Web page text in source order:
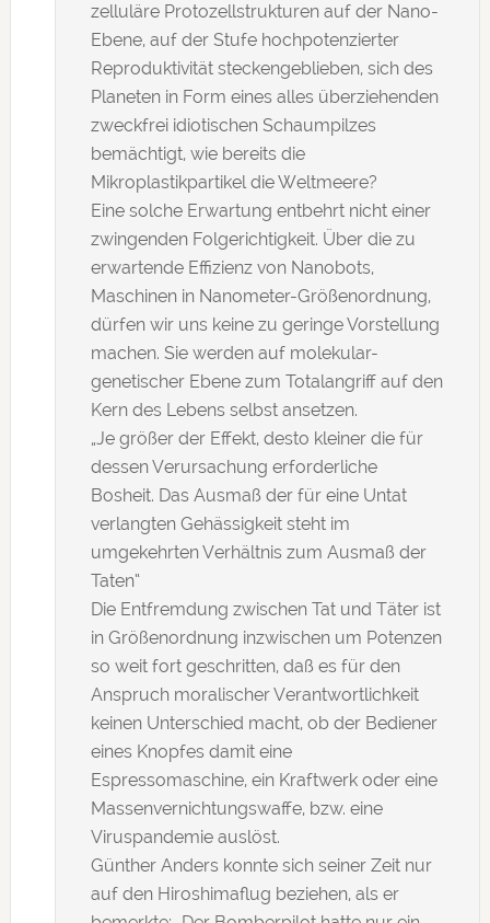
zelluläre Protozellstrukturen auf der Nano-
Ebene, auf der Stufe hochpotenzierter
Reproduktivität steckengeblieben, sich des
Planeten in Form eines alles überziehenden
zweckfrei idiotischen Schaumpilzes
bemächtigt, wie bereits die
Mikroplastikpartikel die Weltmeere?
Eine solche Erwartung entbehrt nicht einer
zwingenden Folgerichtigkeit. Über die zu
erwartende Effizienz von Nanobots,
Maschinen in Nanometer-Größenordnung,
dürfen wir uns keine zu geringe Vorstellung
machen. Sie werden auf molekular-
genetischer Ebene zum Totalangriff auf den
Kern des Lebens selbst ansetzen.
„Je größer der Effekt, desto kleiner die für
dessen Verursachung erforderliche
Bosheit. Das Ausmaß der für eine Untat
verlangten Gehässigkeit steht im
umgekehrten Verhältnis zum Ausmaß der
Taten“
Die Entfremdung zwischen Tat und Täter ist
in Größenordnung inzwischen um Potenzen
so weit fort geschritten, daß es für den
Anspruch moralischer Verantwortlichkeit
keinen Unterschied macht, ob der Bediener
eines Knopfes damit eine
Espressomaschine, ein Kraftwerk oder eine
Massenvernichtungswaffe, bzw. eine
Viruspandemie auslöst.
Günther Anders konnte sich seiner Zeit nur
auf den Hiroshimaflug beziehen, als er